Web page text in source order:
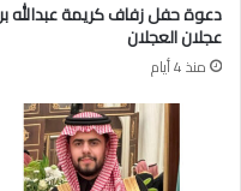
ي
و
ج
ف
ي
ذ
دعوة حفل زفاف كريمة عبدالله
عجلان العجلان
منذ 4 أيام